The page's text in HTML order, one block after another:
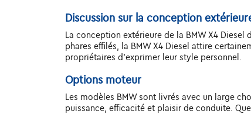
Discussion sur la conception
La conception extérieure de la BMW X4
phares effilés, la BMW X4 Diesel attire
propriétaires d'exprimer leur style personnel.
Options moteur
Les modèles BMW sont livrés avec un large
puissance, efficacité et plaisir de conduite.